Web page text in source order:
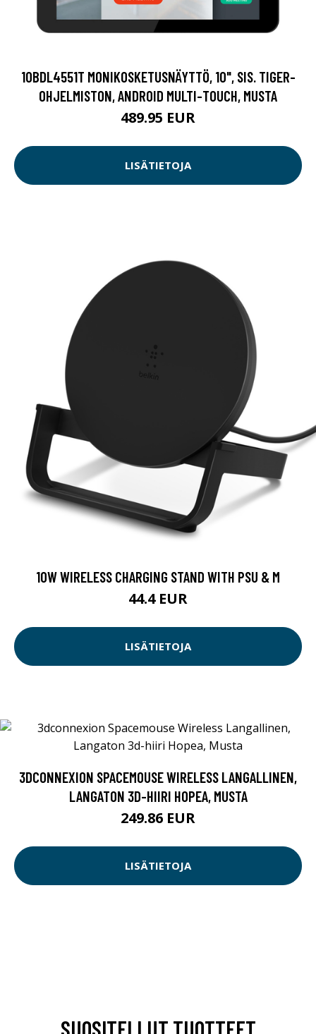
10BDL4551T MONIKOSKETUSNÄYTTÖ, 10", SIS. TIGER-
OHJELMISTON, ANDROID MULTI-TOUCH, MUSTA
489.95 EUR
LISÄTIETOJA
10W WIRELESS CHARGING STAND WITH PSU & M
44.4 EUR
LISÄTIETOJA
3DCONNEXION SPACEMOUSE WIRELESS LANGALLINEN,
LANGATON 3D-HIIRI HOPEA, MUSTA
249.86 EUR
LISÄTIETOJA
SUOSITELLUT TUOTTEET